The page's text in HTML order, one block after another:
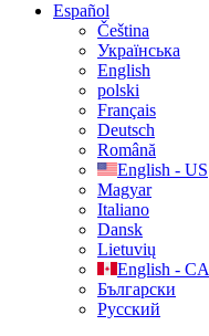
Español
Čeština
Українська
English
polski
Français
Deutsch
Română
English - US
Magyar
Italiano
Dansk
Lietuvių
English - CA
Български
Русский